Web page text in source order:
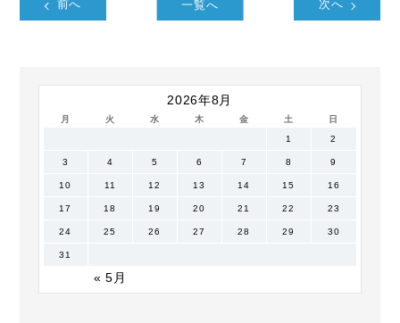
前へ 一覧へ 次へ
2026年8月
月 火 水 木 金 土 日
« 5月
1 2
3 4 5 6 7 8 9
10 11 12 13 14 15 16
17 18 19 20 21 22 23
24 25 26 27 28 29 30
31